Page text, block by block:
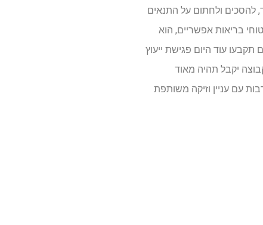
להסכים ולחתום על התנאים
בריאות אפשריים, הוא
עוד היום פגישת ייעוץ
יקבל תהיה מאוד
עם עניין וזיקה משותפת